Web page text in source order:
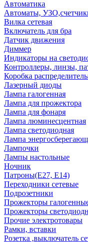
Автоматика
Автоматы,
Вилка сетевая
Включатель для бра
Датчик движения
Диммер
Индикаторы на
Контроллеры, линзы,
Коробка
Лазерный диоды
Лампа галогенная
Лампа для прожектора
Лампа для фонаря
Лампа люминесцентная
Лампа светодиодная
Лампа
Лампочки
Лампы настольные
Ночник
Патроны(Е27, Е14)
Переходники сетевые
Подрозетники
Прожекторы
Прожекторы
Прочие электротовары
Рамки, вставки
Розетка ,выключатель